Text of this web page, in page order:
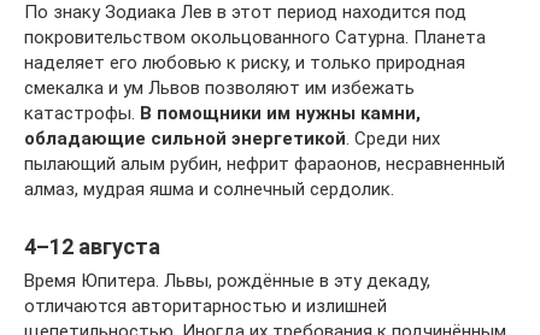
По знаку Зодиака Лев в этот период находится под
покровительством окольцованного Сатурна. Планета
наделяет его любовью к риску, и только природная
смекалка и ум Львов позволяют им избежать
катастрофы. В помощники им нужны камни,
обладающие сильной энергетикой. Среди них
пылающий алым рубин, нефрит фараонов, несравненный
алмаз, мудрая яшма и солнечный сердолик.
4–12 августа
Время Юпитера. Львы, рождённые в эту декаду,
отличаются авторитарностью и излишней